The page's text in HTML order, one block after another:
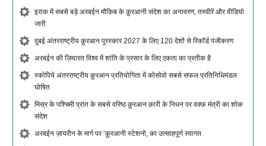
इराक में सबसे बड़े अरबईन मौकिब के क़ुरआनी संदेश का अनावरण, तस्वीरें और वीडियो
जारी
दुबई अंतरराष्ट्रीय क़ुरआन पुरस्कार 2027 के लिए 120 देशों से रिकॉर्ड पंजीकरण
अरबईन की ज़ियारत विश्व में शांति के प्रसार के लिए एकता का प्रतीक है
स्कोपिये अंतरराष्ट्रीय क़ुरआन प्रतियोगिता में कोसोवो सबसे सफल प्रतिनिधिमंडल
घोषित
मिस्र के पश्चिमी प्रांत के सबसे वरिष्ठ क़ुरआन क़ारी के निधन पर वक्फ़ मंत्री का शोक
संदेश
अरबईन ज़ायरीन के मार्ग पर ‘क़ुरआनी स्टेशनो, का उत्साहपूर्ण स्वागत